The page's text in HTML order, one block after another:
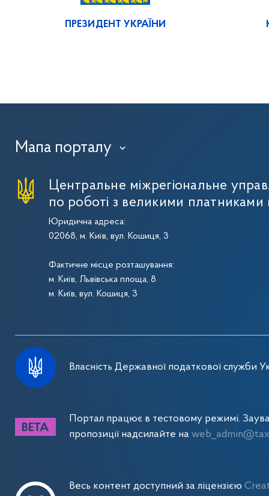
ПРЕЗИДЕНТ УКРАЇНИ
Мапа порталу ›
Центральне міжрегіональне
по роботі з великими платниками
Юридична адреса:
02068, м. Київ, вул. Кошиця, 3
Фактичне місце розташування:
м. Київ, Львівська площа, 8
м. Київ, вул. Кошиця, 3
Власність Державної податкової служби
Портал працює в тестовому режимі.
пропозиції надсилайте на
Весь контент доступний за ліцензією